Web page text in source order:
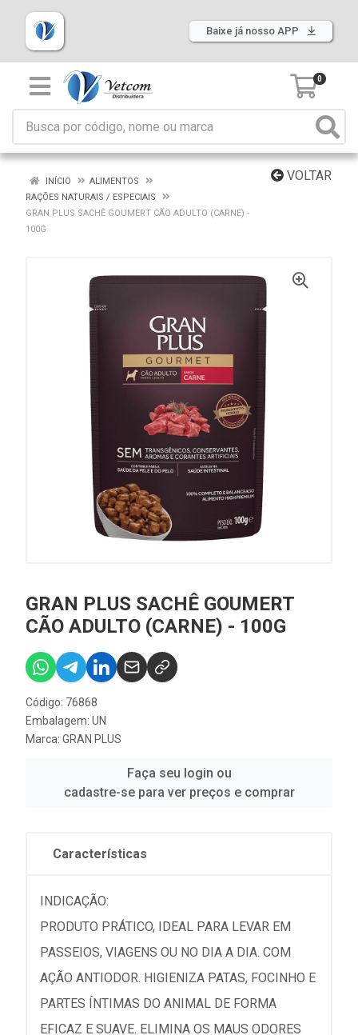
Baixe já nosso APP
0
VOLTAR
INÍCIO
ALIMENTOS
RAÇÕES NATURAIS / ESPECIAIS
GRAN PLUS SACHÊ GOUMERT CÃO ADULTO (CARNE) -
100G
GRAN PLUS SACHÊ GOUMERT
CÃO ADULTO (CARNE) - 100G
Código: 76868
Embalagem: UN
Marca: GRAN PLUS
Faça seu login ou
cadastre-se para ver preços e comprar
Características
INDICAÇÃO:
PRODUTO PRÁTICO, IDEAL PARA LEVAR EM
PASSEIOS, VIAGENS OU NO DIA A DIA. COM
AÇÃO ANTIODOR. HIGIENIZA PATAS, FOCINHO E
PARTES ÍNTIMAS DO ANIMAL DE FORMA
EFICAZ E SUAVE. ELIMINA OS MAUS ODORES